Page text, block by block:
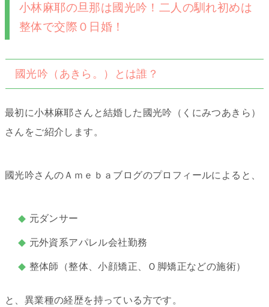
小林麻耶の旦那は國光吟！二人の馴れ初めは
整体で交際０日婚！
國光吟（あきら。）とは誰？
最初に小林麻耶さんと結婚した國光吟（くにみつあきら）
さんをご紹介します。
國光吟さんのＡｍｅｂａブログのプロフィールによると、
元ダンサー
元外資系アパレル会社勤務
整体師（整体、小顔矯正、Ｏ脚矯正などの施術）
と、異業種の経歴を持っている方です。